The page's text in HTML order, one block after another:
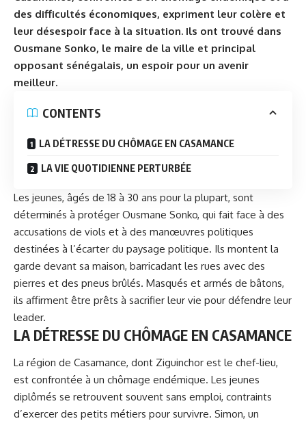
des difficultés économiques, expriment leur colère et
leur désespoir face à la situation. Ils ont trouvé dans
Ousmane Sonko, le maire de la ville et principal
opposant sénégalais, un espoir pour un avenir
meilleur.
CONTENTS
LA DÉTRESSE DU CHÔMAGE EN CASAMANCE
LA VIE QUOTIDIENNE PERTURBÉE
Les jeunes, âgés de 18 à 30 ans pour la plupart, sont
déterminés à protéger Ousmane Sonko, qui fait face à des
accusations de viols et à des manœuvres politiques
destinées à l’écarter du paysage politique. Ils montent la
garde devant sa maison, barricadant les rues avec des
pierres et des pneus brûlés. Masqués et armés de bâtons,
ils affirment être prêts à sacrifier leur vie pour défendre leur
leader.
LA DÉTRESSE DU CHÔMAGE EN CASAMANCE
La région de Casamance, dont Ziguinchor est le chef-lieu,
est confrontée à un chômage endémique. Les jeunes
diplômés se retrouvent souvent sans emploi, contraints
d’exercer des petits métiers pour survivre. Simon, un